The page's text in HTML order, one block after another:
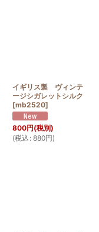
イギリス製 ヴィンテ
ージシガレットシルク
[mb2520]
800円(税別)
(税込 : 880円)